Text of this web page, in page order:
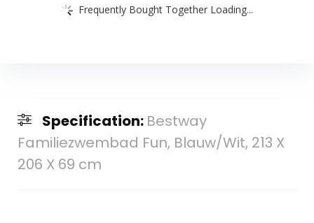
Frequently Bought Together Loading...
Specification: Bestway
Familiezwembad Fun, Blauw/Wit, 213 X
206 X 69 cm